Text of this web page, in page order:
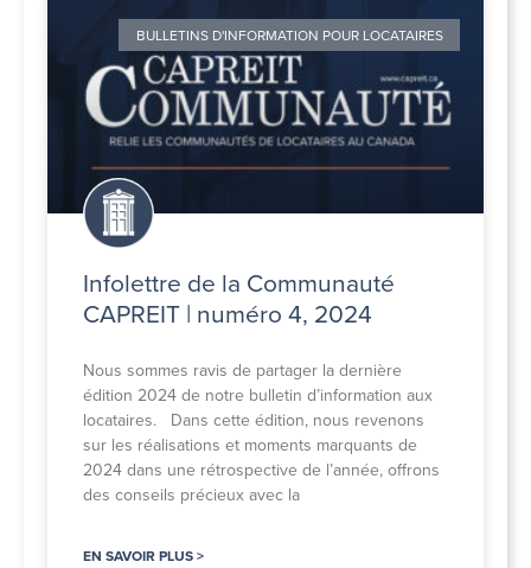
BULLETINS D'INFORMATION POUR LOCATAIRES
Infolettre de la Communauté
CAPREIT | numéro 4, 2024
Nous sommes ravis de partager la dernière
édition 2024 de notre bulletin d’information aux
locataires. Dans cette édition, nous revenons
sur les réalisations et moments marquants de
2024 dans une rétrospective de l’année, offrons
des conseils précieux avec la
EN SAVOIR PLUS >